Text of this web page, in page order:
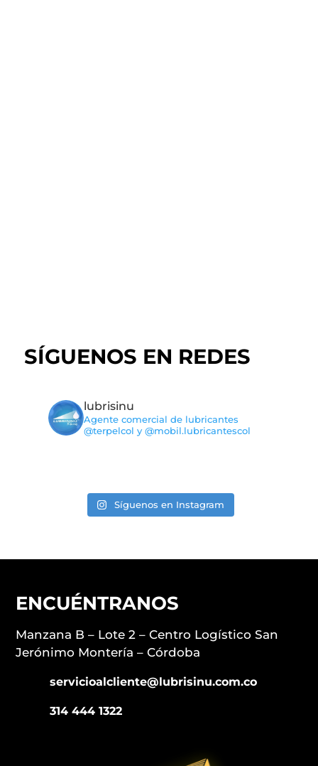
SÍGUENOS EN REDES
lubrisinu
Agente comercial de lubricantes
@terpelcol y @mobil.lubricantescol
Síguenos en Instagram
ENCUÉNTRANOS
Manzana B – Lote 2 – Centro Logístico San
Jerónimo Montería – Córdoba
servicioalcliente@lubrisinu.com.co
314 444 1322